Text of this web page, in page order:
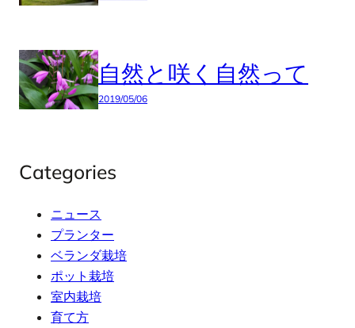
自然と咲く自然って
2019/05/06
Categories
ニュース
プランター
ベランダ栽培
ポット栽培
室内栽培
育て方